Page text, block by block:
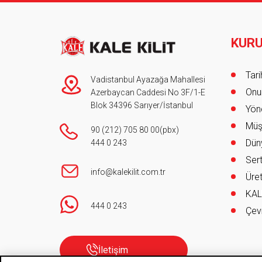
Vadistanbul Ayazağa Mahallesi
Azerbaycan Caddesi No 3F/1-E
Blok 34396 Sarıyer/İstanbul
90 (212) 705 80 00(pbx)
444 0 243
info@kalekilit.com.tr
444 0 243
İletişim